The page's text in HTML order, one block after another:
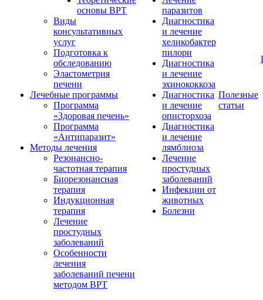
основы ВРТ
Виды
консультативных
услуг
Подготовка к
обследованию
Эластометрия
печени
Лечебные программы
Программа
«Здоровая печень»
Программа
«Антипаразит»
Методы лечения
Резонансно-
частотная терапия
Биорезонансная
терапия
Индукционная
терапия
Лечение
простудных
заболеваний
Особенности
лечения
заболеваний печени
методом ВРТ
паразитов
Диагностика
и лечение
хеликобактер
пилори
Диагностика
и лечение
эхинококкоза
Диагностика
и лечение
описторхоза
Диагностика
и лечение
лямблиоза
Лечение
простудных
заболеваний
Инфекции от
животных
Болезни
Полезные
статьи